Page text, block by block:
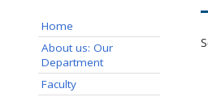
Home
About us: Our
Department
Faculty